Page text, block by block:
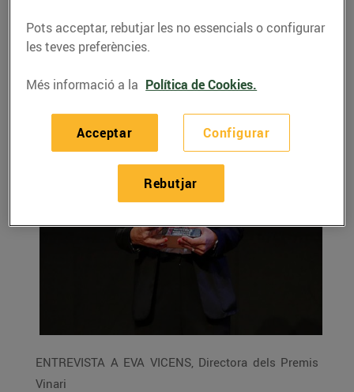
ENTREVISTA A EVA VICENS, Directora dels Premis
Vinari
Pots acceptar, rebutjar les no essencials o configurar
les teves preferències.
Més informació a la Política de Cookies.
Configurar
Rebutjar
Acceptar